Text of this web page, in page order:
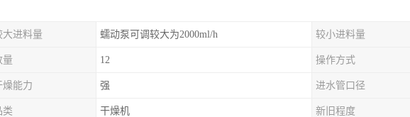
大进料量 蠕动泵可调较大为2000ml/h 较小进料量
量 12 操作方式
燥能力 强 进水管口径
类 干燥机 新旧程度